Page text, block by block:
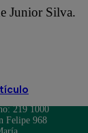
Junior Silva.
219 1000
Felipe 968